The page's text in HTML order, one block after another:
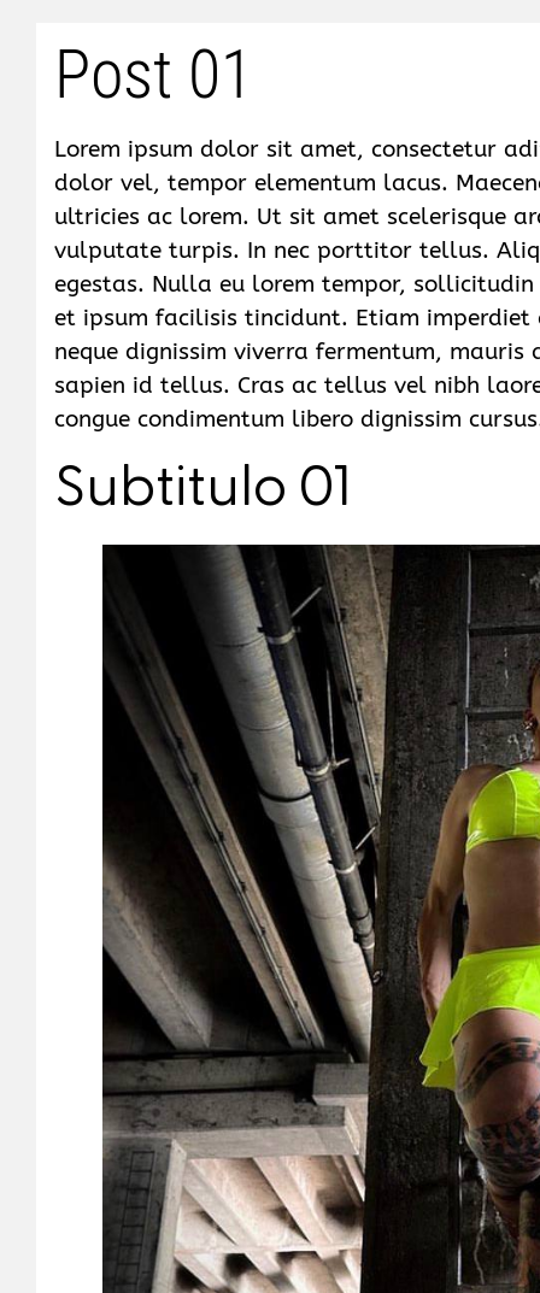
Post 01
Lorem ipsum dolor sit amet, consectetur
dolor vel, tempor elementum lacus.
ultricies ac lorem. Ut sit amet scelerisque
vulputate turpis. In nec porttitor tellus.
egestas. Nulla eu lorem tempor,
et ipsum facilisis tincidunt. Etiam imperdiet
neque dignissim viverra fermentum,
sapien id tellus. Cras ac tellus vel nibh
congue condimentum libero dignissim
Subtitulo 01